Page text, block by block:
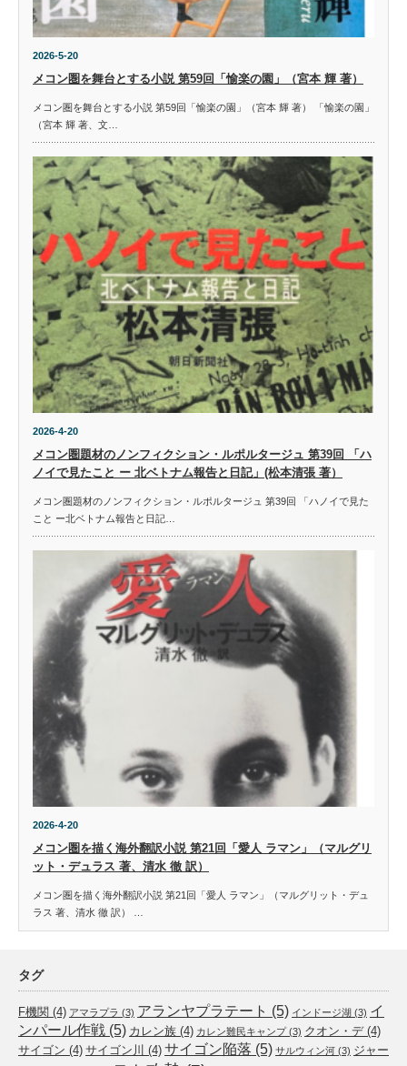
2026-5-20
メコン圏を舞台とする小説 第59回「愉楽の園」（宮本 輝 著）
メコン圏を舞台とする小説 第59回「愉楽の園」（宮本 輝 著） 「愉楽の園」
（宮本 輝 著、文…
2026-4-20
メコン圏題材のノンフィクション・ルポルタージュ 第39回 「ハ
ノイで見たこと ー 北ベトナム報告と日記」(松本清張 著）
メコン圏題材のノンフィクション・ルポルタージュ 第39回 「ハノイで見た
こと ー北ベトナム報告と日記…
2026-4-20
メコン圏を描く海外翻訳小説 第21回「愛人 ラマン」（マルグリ
ット・デュラス 著、清水 徹 訳）
メコン圏を描く海外翻訳小説 第21回「愛人 ラマン」（マルグリット・デュ
ラス 著、清水 徹 訳） …
タグ
F機関 (4) アマラプラ (3) アランヤプラテート (5) インドージ湖 (3) イ
ンパール作戦 (5) カレン族 (4) カレン難民キャンプ(3) クオン・デ(4)
サイゴン (4) サイゴン川 (4) サイゴン陥落 (5) サルウィン河 (3) ジャー